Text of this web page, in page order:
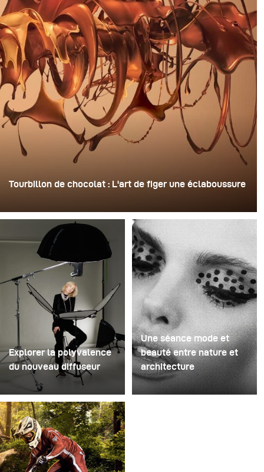
Tourbillon de chocolat : L'art de figer une éclaboussure
à champagne jetables en plastique bon marché. Il en a
retiré les pieds, percé un trou au centre de chacune
d'elles, puis les a empilées sur une perceuse. Cela a
créé une structure rotative à plusieurs niveaux capable
de retenir le liquide avant de le libérer.
Explorer la polyvalence
du nouveau diffuseur
Certaines séances photo
servent à tester des
idées. D'autres servent à
tester du matériel. Cette
séance a été les deux à
la fois. Récemment, j'ai
Une séance mode et
beauté entre nature et
architecture
Pour ce projet, nous